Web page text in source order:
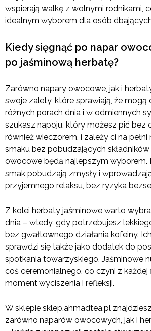
wspierają walkę z wolnymi rodnikami,
idealnym wyborem dla osób
Kiedy sięgnąć po napar
po jaśminową herbatę?
Zarówno napary owocowe, jak i
swoje zalety, które sprawiają, że
różnych porach dnia i w odmiennych
szukasz napoju, który możesz pić bez
również wieczorem, i zależy ci na pełni
smaku bez pobudzających
owocowe będą najlepszym wyborem.
smak pobudzają zmysły i
przyjemnego relaksu, bez ryzyka
Z kolei herbaty jaśminowe warto
dnia – wtedy, gdy potrzebujesz
bez gwałtownego działania kofeiny.
sprawdzi się także jako dodatek do
spotkania towarzyskiego. Jaśminowe
coś ceremonialnego, co czyni z
moment wyciszenia i refleksji.
W sklepie sklep.ahmadtea.pl
zarówno naparów owocowych, jak i